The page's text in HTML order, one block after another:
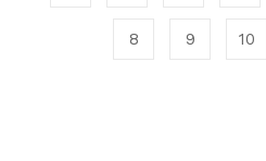
8 9 10